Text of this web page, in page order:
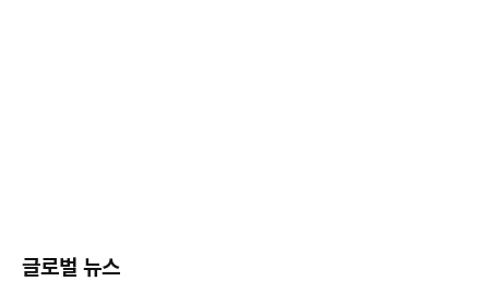
글로벌 뉴스